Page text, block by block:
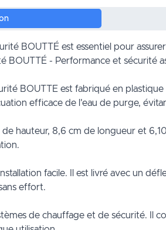
BOUTTÉ est essentiel pour
BOUTTÉ - Performance et sécurité
BOUTTE est fabriqué en
efficace de l'eau de purge,
de hauteur, 8,6 cm de longueur et
facile. Il est livré avec un
effort.
de chauffage et de sécurité. Il